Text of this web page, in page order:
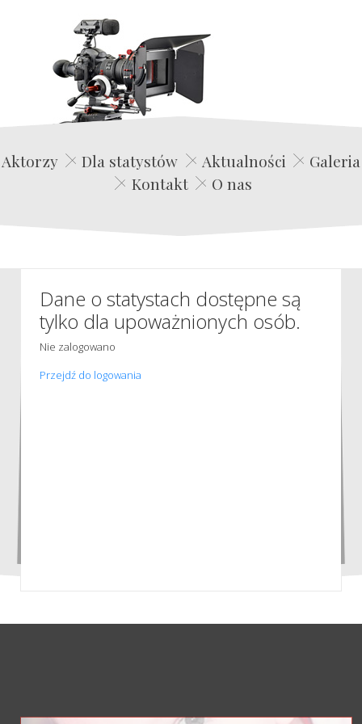
Edwin Film Agencja Aktorska
Aktorzy Dla statystów Aktualności
Galeria
Kontakt
O nas
Dane o statystach dostępne są
tylko dla upoważnionych osób.
Nie zalogowano
Przejdź do logowania